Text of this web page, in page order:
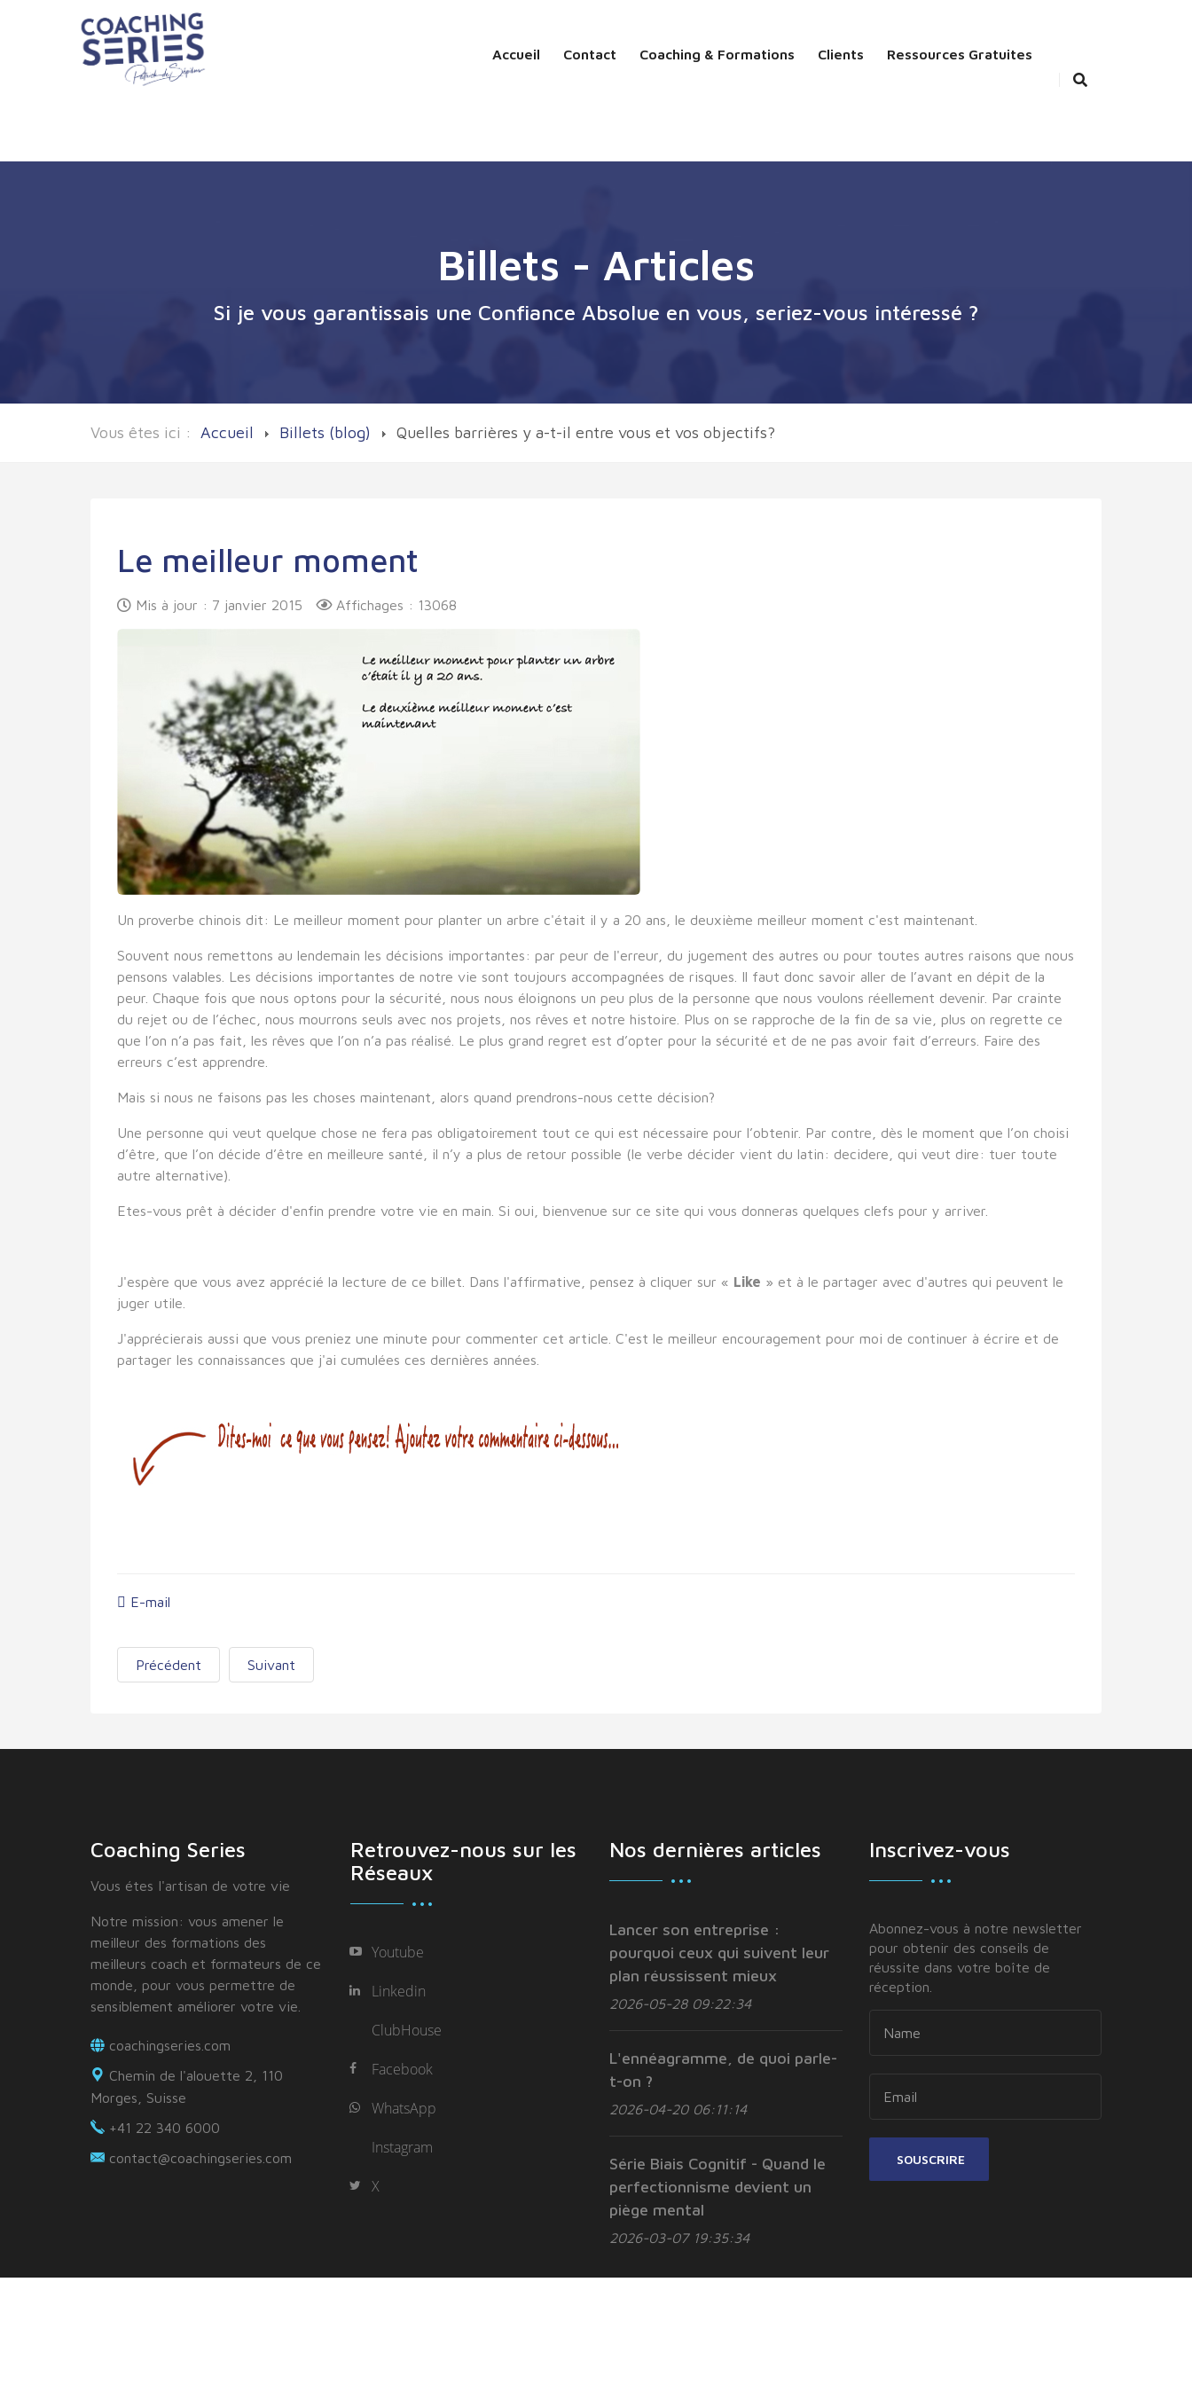
Accueil Contact Coaching & Formations Clients Ressources Gratuites
Billets - Articles
Si je vous garantissais une Confiance Absolue en vous, seriez-vous intéressé ?
Vous êtes ici : Accueil Billets (blog) Quelles barrières y a-t-il entre vous et vos objectifs?
Le meilleur moment
Mis à jour : 7 janvier 2015 Affichages : 13068
Un proverbe chinois dit: Le meilleur moment pour planter un arbre c'était il y a 20 ans, le deuxième meilleur moment c'est maintenant.
Souvent nous remettons au lendemain les décisions importantes: par peur de l'erreur, du jugement des autres ou pour toutes autres raisons que nous
pensons valables. Les décisions importantes de notre vie sont toujours accompagnées de risques. Il faut donc savoir aller de l’avant en dépit de la
peur. Chaque fois que nous optons pour la sécurité, nous nous éloignons un peu plus de la personne que nous voulons réellement devenir. Par crainte
du rejet ou de l’échec, nous mourrons seuls avec nos projets, nos rêves et notre histoire. Plus on se rapproche de la fin de sa vie, plus on regrette ce
que l’on n’a pas fait, les rêves que l’on n’a pas réalisé. Le plus grand regret est d’opter pour la sécurité et de ne pas avoir fait d’erreurs. Faire des
erreurs c’est apprendre.
Mais si nous ne faisons pas les choses maintenant, alors quand prendrons-nous cette décision?
Une personne qui veut quelque chose ne fera pas obligatoirement tout ce qui est nécessaire pour l’obtenir. Par contre, dès le moment que l’on choisi
d’être, que l’on décide d’être en meilleure santé, il n’y a plus de retour possible (le verbe décider vient du latin: decidere, qui veut dire: tuer toute
autre alternative).
Etes-vous prêt à décider d'enfin prendre votre vie en main. Si oui, bienvenue sur ce site qui vous donneras quelques clefs pour y arriver.
J'espère que vous avez apprécié la lecture de ce billet. Dans l'affirmative, pensez à cliquer sur « Like » et à le partager avec d'autres qui peuvent le
juger utile.
J'apprécierais aussi que vous preniez une minute pour commenter cet article. C'est le meilleur encouragement pour moi de continuer à écrire et de
partager les connaissances que j'ai cumulées ces dernières années.
E-mail
Précédent Suivant
Coaching Series
Vous étes I'artisan de votre vie
Notre mission: vous amener le
meilleur des formations des
meilleurs coach et formateurs de ce
monde, pour vous permettre de
sensiblement améliorer votre vie.
coachingseries.com
Chemin de l'alouette 2, 110
Morges, Suisse
+41 22 340 6000
contact@coachingseries.com
Retrouvez-nous sur les
Réseaux
Youtube
Linkedin
ClubHouse
Facebook
WhatsApp
Instagram
X
Nos dernières articles
Lancer son entreprise :
pourquoi ceux qui suivent leur
plan réussissent mieux
2026-05-28 09:22:34
L'ennéagramme, de quoi parle-
t-on ?
2026-04-20 06:11:14
Série Biais Cognitif - Quand le
perfectionnisme devient un
piège mental
2026-03-07 19:35:34
Inscrivez-vous
Abonnez-vous à notre newsletter
pour obtenir des conseils de
réussite dans votre boîte de
réception.
SOUSCRIRE